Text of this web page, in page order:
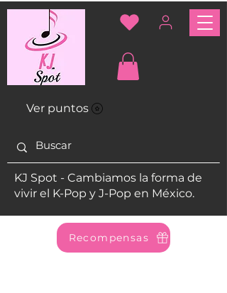
Ver puntos
KJ Spot - Cambiamos la forma de
vivir el K-Pop y J-Pop en México.
Recompensas